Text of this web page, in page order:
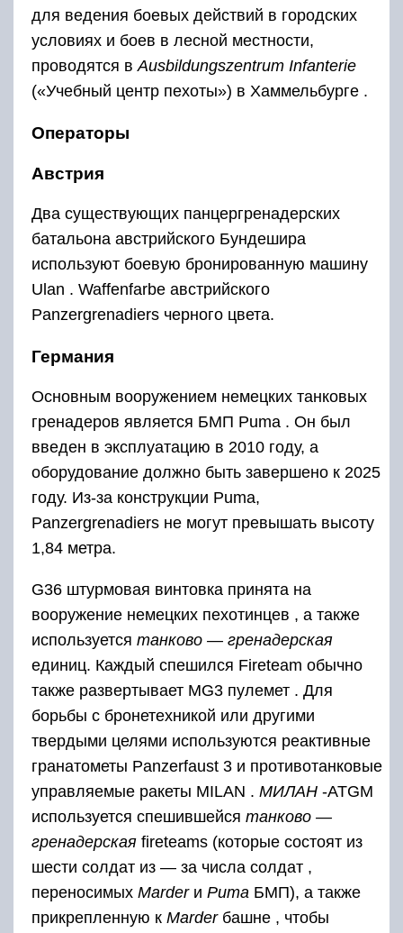
для ведения боевых действий в городских
условиях и боев в лесной местности,
проводятся вAusbildungszentrum Infanterie
(«Учебный центр пехоты») в Хаммельбурге .
Операторы
Австрия
Два существующих панцергренадерских
батальона австрийского Бундешира
используют боевую бронированную машину
Ulan . Waffenfarbe австрийского
Panzergrenadiers черного цвета.
Германия
Основным вооружением немецких танковых
гренадеров является БМП Puma . Он был
введен в эксплуатацию в 2010 году, а
оборудование должно быть завершено к 2025
году. Из-за конструкции Puma,
Panzergrenadiers не могут превышать высоту
1,84 метра.
G36 штурмовая винтовка принята на
вооружение немецких пехотинцев , а также
используется танково — гренадерская
единиц. Каждый спешился Fireteam обычно
также развертывает MG3 пулемет . Для
борьбы с бронетехникой или другими
твердыми целями используются реактивные
гранатометы Panzerfaust 3 и противотанковые
управляемые ракеты MILAN . МИЛАН -ATGM
используется спешившейся танково —
гренадерская fireteams (которые состоят из
шести солдат из — за числа солдат ,
переносимых Marderи Puma БМП), а также
прикрепленную к Marderбашне , чтобы